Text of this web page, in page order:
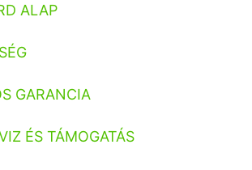
ALAP
GARANCIA
ÉS TÁMOGATÁS